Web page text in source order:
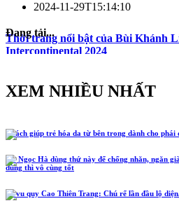
2024-11-29T15:14:10
Thời trang nổi bật của Bùi Khánh
Intercontinental 2024
Đang tải...
XEM NHIỀU NHẤT
5 cách giúp trẻ hóa da từ bên trong dành cho phái
Hồ Ngọc Hà dùng thứ này để chống nhăn, ngăn
dùng thì vô cùng tốt
Lễ vu quy Cao Thiên Trang: Chú rể lần đầu lộ